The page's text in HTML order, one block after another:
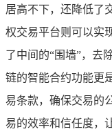
居高不下，还降低了
权交易平台则可以实
了中间的“围墙”，去
链的智能合约功能更
易条款，确保交易的
易的效率和信任度，